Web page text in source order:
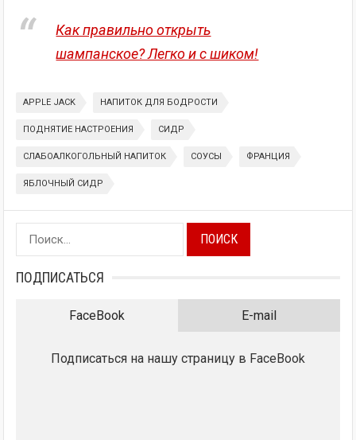
Как правильно открыть
шампанское? Легко и с шиком!
APPLE JACK НАПИТОК ДЛЯ БОДРОСТИ
ПОДНЯТИЕ НАСТРОЕНИЯ СИДР
СЛАБОАЛКОГОЛЬНЫЙ НАПИТОК СОУСЫ ФРАНЦИЯ
ЯБЛОЧНЫЙ СИДР
Найти:
ПОДПИСАТЬСЯ
FaceBook E-mail
Подписаться на нашу страницу в FaceBook